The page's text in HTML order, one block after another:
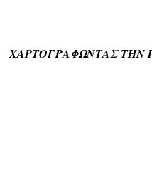
ΧΑΡΤΟΓΡΑΦΩΝΤΑΣ ΤΗΝ